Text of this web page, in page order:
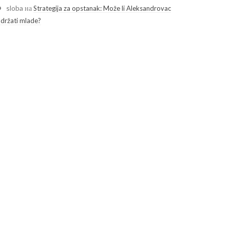
sloba наStrategija za opstanak: Može li Aleksandrovac
mlade?